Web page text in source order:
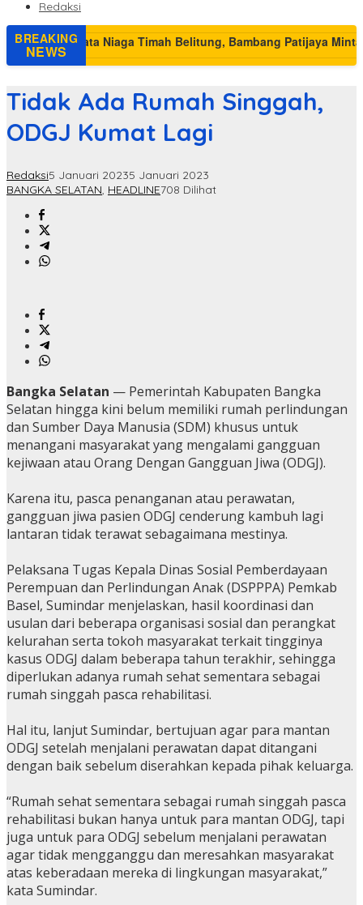
Redaksi
BREAKING
NEWS
Tidak Ada Rumah Singgah,
ODGJ Kumat Lagi
Redaksi5 Januari 20235 Januari 2023
BANGKA SELATAN, HEADLINE708 Dilihat
Bangka Selatan — Pemerintah Kabupaten Bangka
Selatan hingga kini belum memiliki rumah perlindungan
dan Sumber Daya Manusia (SDM) khusus untuk
menangani masyarakat yang mengalami gangguan
kejiwaan atau Orang Dengan Gangguan Jiwa (ODGJ).
Karena itu, pasca penanganan atau perawatan,
gangguan jiwa pasien ODGJ cenderung kambuh lagi
lantaran tidak terawat sebagaimana mestinya.
Pelaksana Tugas Kepala Dinas Sosial Pemberdayaan
Perempuan dan Perlindungan Anak (DSPPPA) Pemkab
Basel, Sumindar menjelaskan, hasil koordinasi dan
usulan dari beberapa organisasi sosial dan perangkat
kelurahan serta tokoh masyarakat terkait tingginya
kasus ODGJ dalam beberapa tahun terakhir, sehingga
diperlukan adanya rumah sehat sementara sebagai
rumah singgah pasca rehabilitasi.
Hal itu, lanjut Sumindar, bertujuan agar para mantan
ODGJ setelah menjalani perawatan dapat ditangani
dengan baik sebelum diserahkan kepada pihak keluarga.
“Rumah sehat sementara sebagai rumah singgah pasca
rehabilitasi bukan hanya untuk para mantan ODGJ, tapi
juga untuk para ODGJ sebelum menjalani perawatan
agar tidak mengganggu dan meresahkan masyarakat
atas keberadaan mereka di lingkungan masyarakat,”
kata Sumindar.